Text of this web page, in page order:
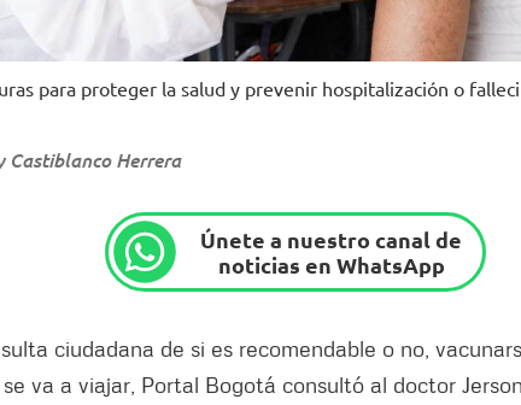
para proteger la salud y prevenir hospitalización o
Castiblanco Herrera
Únete a nuestro canal de
noticias en WhatsApp
ciudadana de si es recomendable o no,
va a viajar, Portal Bogotá consultó al doctor